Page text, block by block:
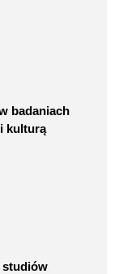
badaniach
kulturą
studiów